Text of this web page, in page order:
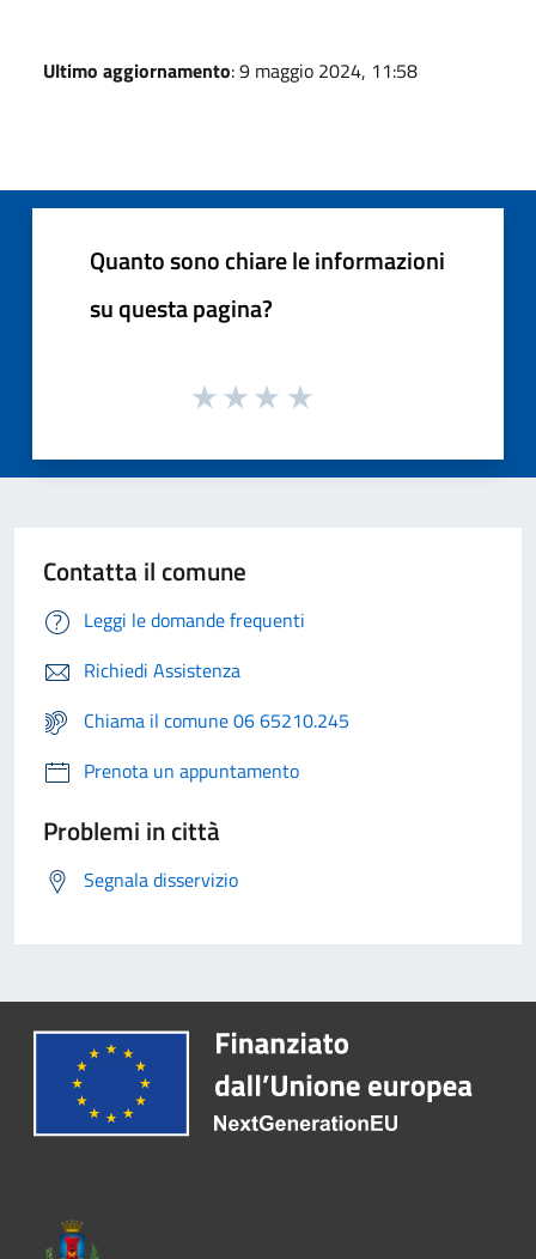
Ultimo aggiornamento: 9 maggio 2024, 11:58
Quanto sono chiare le informazioni
su questa pagina?
Contatta il comune
Leggi le domande frequenti
Richiedi Assistenza
Chiama il comune 06 65210.245
Prenota un appuntamento
Problemi in città
Segnala disservizio